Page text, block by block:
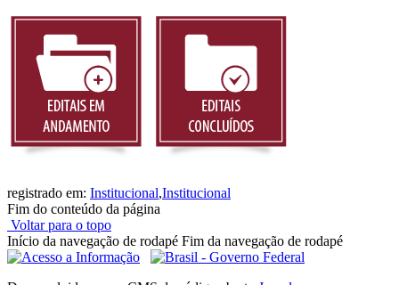
registrado em: Institucional,Institucional
Fim do conteúdo da página
Voltar para o topo
Início da navegação de rodapé Fim da navegação de rodapé